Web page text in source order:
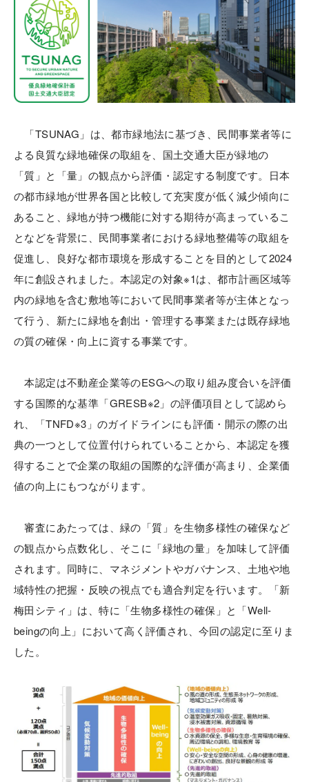
「TSUNAG」は、都市緑地法に基づき、民間事業者等に
よる良質な緑地確保の取組を、国土交通大臣が緑地の
「質」と「量」の観点から評価・認定する制度です。日本
の都市緑地が世界各国と比較して充実度が低く減少傾向に
あること、緑地が持つ機能に対する期待が高まっているこ
となどを背景に、民間事業者における緑地整備等の取組を
促進し、良好な都市環境を形成することを目的として2024
年に創設されました。本認定の対象※1は、都市計画区域等
内の緑地を含む敷地等において民間事業者等が主体となっ
て行う、新たに緑地を創出・管理する事業または既存緑地
の質の確保・向上に資する事業です。
本認定は不動産企業等のESGへの取り組み度合いを評価
する国際的な基準「GRESB※2」の評価項目として認めら
れ、「TNFD※3」のガイドラインにも評価・開示の際の出
典の一つとして位置付けられていることから、本認定を獲
得することで企業の取組の国際的な評価が高まり、企業価
値の向上にもつながります。
審査にあたっては、緑の「質」を生物多様性の確保など
の観点から点数化し、そこに「緑地の量」を加味して評価
されます。同時に、マネジメントやガバナンス、土地や地
域特性の把握・反映の視点でも適合判定を行います。「新
梅田シティ」は、特に「生物多様性の確保」と「Well-
beingの向上」において高く評価され、今回の認定に至りま
した。